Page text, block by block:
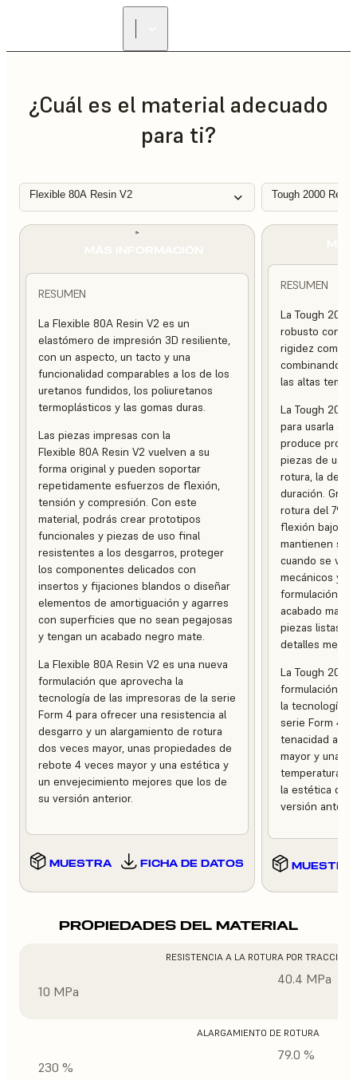
¿Cuál es el material adecuado
para ti?
Flexible 80A Resin V2 Tough 2000
RESUMEN
La Flexible 80A Resin V2 es un
elastómero de impresión 3D resiliente,
con un aspecto, un tacto y una
funcionalidad comparables a los de los
uretanos fundidos, los poliuretanos
termoplásticos y las gomas duras.
Las piezas impresas con la
Flexible 80A Resin V2 vuelven a su
forma original y pueden soportar
repetidamente esfuerzos de flexión,
tensión y compresión. Con este
material, podrás crear prototipos
funcionales y piezas de uso final
resistentes a los desgarros, proteger
los componentes delicados con
insertos y fijaciones blandos o diseñar
elementos de amortiguación y agarres
con superficies que no sean pegajosas
y tengan un acabado negro mate.
La Flexible 80A Resin V2 es una nueva
formulación que aprovecha la
tecnología de las impresoras de la serie
Form 4 para ofrecer una resistencia al
desgarro y un alargamiento de rotura
dos veces mayor, unas propiedades de
rebote 4 veces mayor y una estética y
un envejecimiento mejores que los de
su versión anterior.
MUESTRA FICHA DE DATOS
RESUMEN
La Tough
robusto con
rigidez
combinando
las altas
La Tough
para usarla en
produce
piezas de uso
rotura, la
duración.
rotura del 79
flexión bajo
mantienen su
cuando se
mecánicos y
formulación es
acabado
piezas listas
detalles
La Tough
formulación
la tecnología
serie Form 4
tenacidad a la
mayor y una
temperaturas
la estética del
versión
MUESTRA
PROPIEDADES DEL MATERIAL
RESISTENCIA A LA ROTURA POR TRACCIÓN
10 MPa
40.4 MPa
ALARGAMIENTO DE ROTURA
230 %
79.0 %